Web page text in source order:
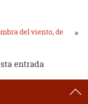
del viento, de
»
entrada